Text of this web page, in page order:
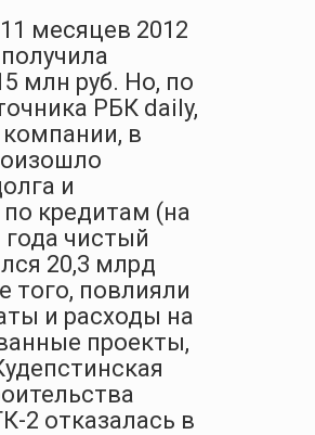
месяцев 2012
млн руб. Но, по
РБК daily,
компании, в
и
кредитам (на
года чистый
20,3 млрд
того, повлияли
и расходы на
проекты,
2 отказалась в